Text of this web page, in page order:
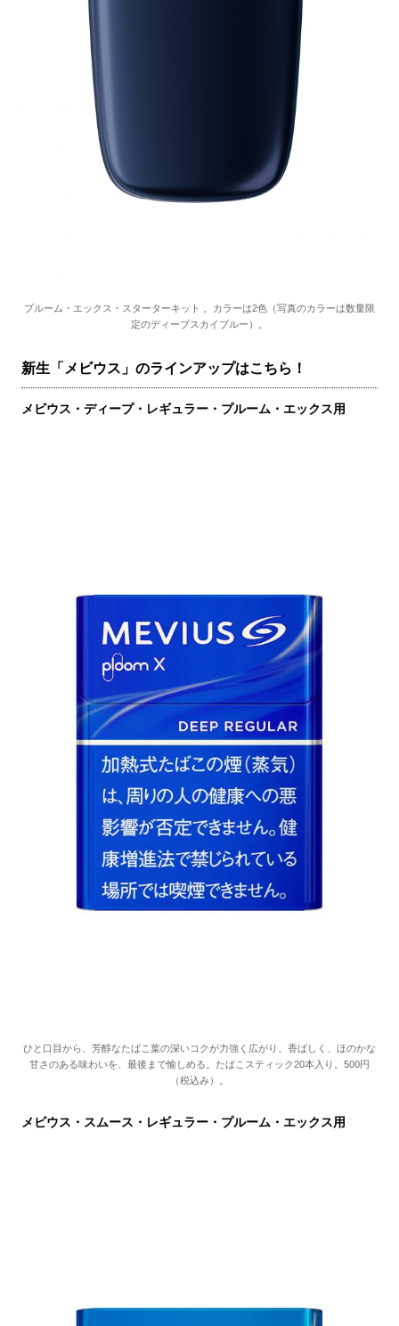
プルーム・エックス・スターターキット 。カラーは2色（写真のカラーは数量限
定のディープスカイブルー）。
新生「メビウス」のラインアップはこちら！
メビウス・ディープ・レギュラー・プルーム・エックス用
ひと口目から、芳醇なたばこ葉の深いコクが力強く広がり、香ばしく、ほのかな
甘さのある味わいを、最後まで愉しめる。たばこスティック20本入り。 500円
（税込み）。
メビウス・スムース・レギュラー・プルーム・エックス用